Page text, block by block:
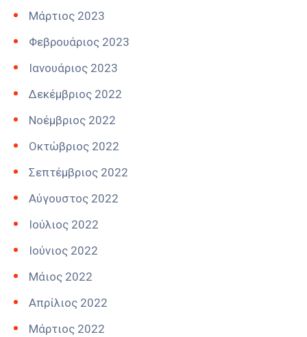
Μάρτιος 2023
Φεβρουάριος 2023
Ιανουάριος 2023
Δεκέμβριος 2022
Νοέμβριος 2022
Οκτώβριος 2022
Σεπτέμβριος 2022
Αύγουστος 2022
Ιούλιος 2022
Ιούνιος 2022
Μάιος 2022
Απρίλιος 2022
Μάρτιος 2022